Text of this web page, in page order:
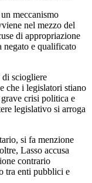
meccanismo
nel mezzo del
di appropriazione
negato e qualificato
di sciogliere
che i legislatori stiano
crisi politica e
legislativo si arroga
si fa menzione
Lasso accusa
contrario
tra enti pubblici e